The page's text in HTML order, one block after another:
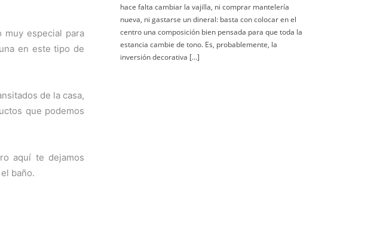
muy especial para
en este tipo de
de la casa,
que podemos
aquí te dejamos
baño.
hace falta cambiar la vajilla, ni comprar mantelería
nueva, ni gastarse un dineral: basta con colocar en el
centro una composición bien pensada para que toda la
estancia cambie de tono. Es, probablemente, la
inversión decorativa […]